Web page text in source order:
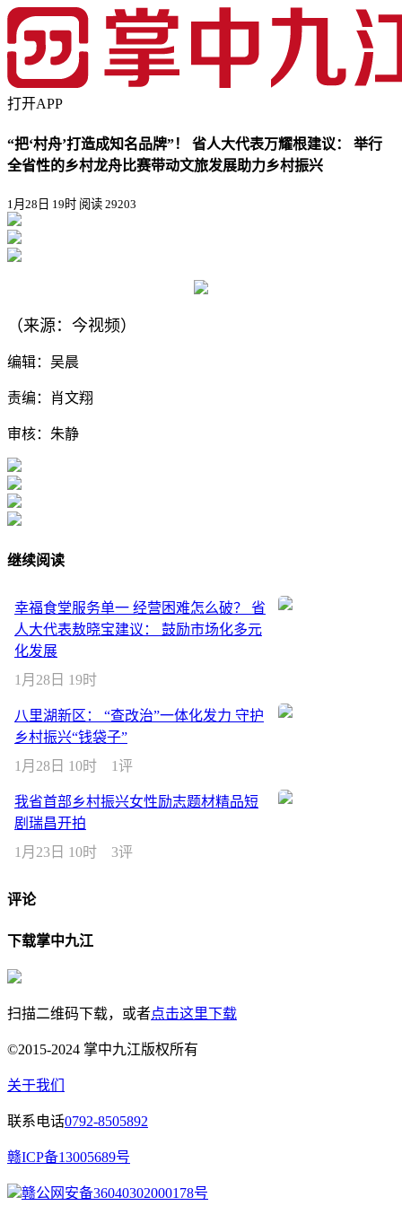
打开APP
“把‘村舟’打造成知名品牌”！ 省人大代表万耀根建议： 举行
全省性的乡村龙舟比赛带动文旅发展助力乡村振兴
1月28日 19时 阅读 29203
（来源：今视频）
编辑：吴晨
责编：肖文翔
审核：朱静
继续阅读
幸福食堂服务单一 经营困难怎么破？ 省
人大代表敖晓宝建议： 鼓励市场化多元
化发展
1月28日 19时
八里湖新区： “查改治”一体化发力 守护
乡村振兴“钱袋子”
1月28日 10时
1评
我省首部乡村振兴女性励志题材精品短
剧瑞昌开拍
1月23日 10时
3评
评论
下载掌中九江
扫描二维码下载，或者点击这里下载
©2015-2024 掌中九江版权所有
关于我们
联系电话0792-8505892
赣ICP备13005689号
赣公网安备36040302000178号